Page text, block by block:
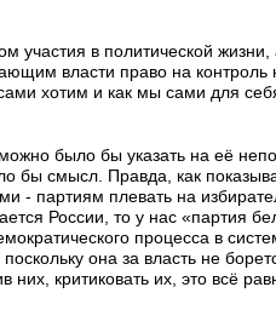
участия в политической жизни,
власти право на контроль
хотим и как мы сами для
было бы указать на её
бы смысл. Правда, как
- партиям плевать на
России, то у нас «партия
процесса в
она за власть не
критиковать их, это всё